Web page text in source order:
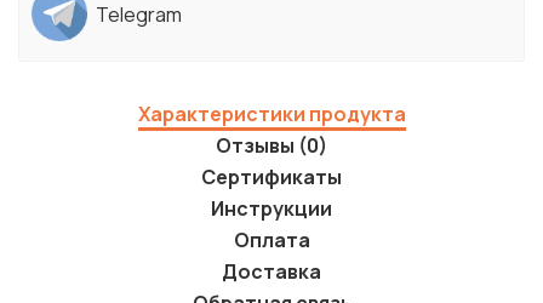
Telegram
Характеристики продукта
Отзывы (0)
Сертификаты
Инструкции
Оплата
Доставка